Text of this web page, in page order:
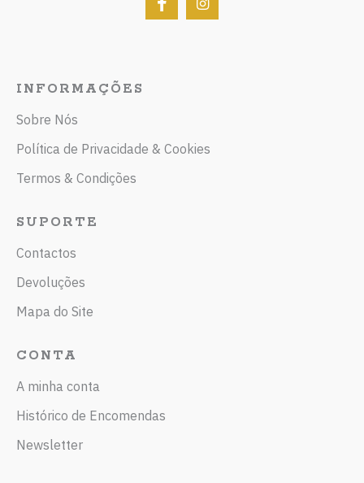
INFORMAÇÕES
Sobre Nós
Política de Privacidade & Cookies
Termos & Condições
SUPORTE
Contactos
Devoluções
Mapa do Site
CONTA
A minha conta
Histórico de Encomendas
Newsletter